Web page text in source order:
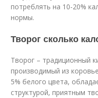
потреблять на 10-20%
нормы.
Творог сколько
Творог – традиционный
производимый из
5% белого цвета,
структурой, приятным